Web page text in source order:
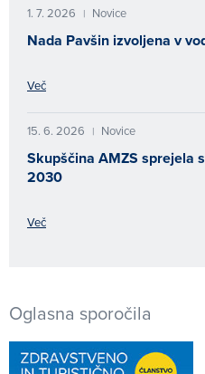
1. 7. 2026 | Novice
Nada Pavšin izvoljena v
Več
15. 6. 2026 | Novice
Skupščina AMZS sprejela
2030
Več
Oglasna sporočila